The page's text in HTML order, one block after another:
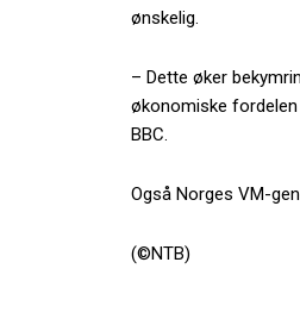
ønskelig.
– Dette øker
økonomiske
BBC.
Også Norges VM-
(©NTB)